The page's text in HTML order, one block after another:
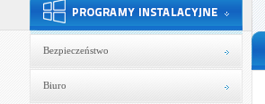
Bezpieczeństwo
Biuro